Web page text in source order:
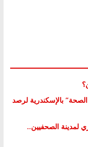
بالإسكندرية لرصد
لمدينة الصحفيين..